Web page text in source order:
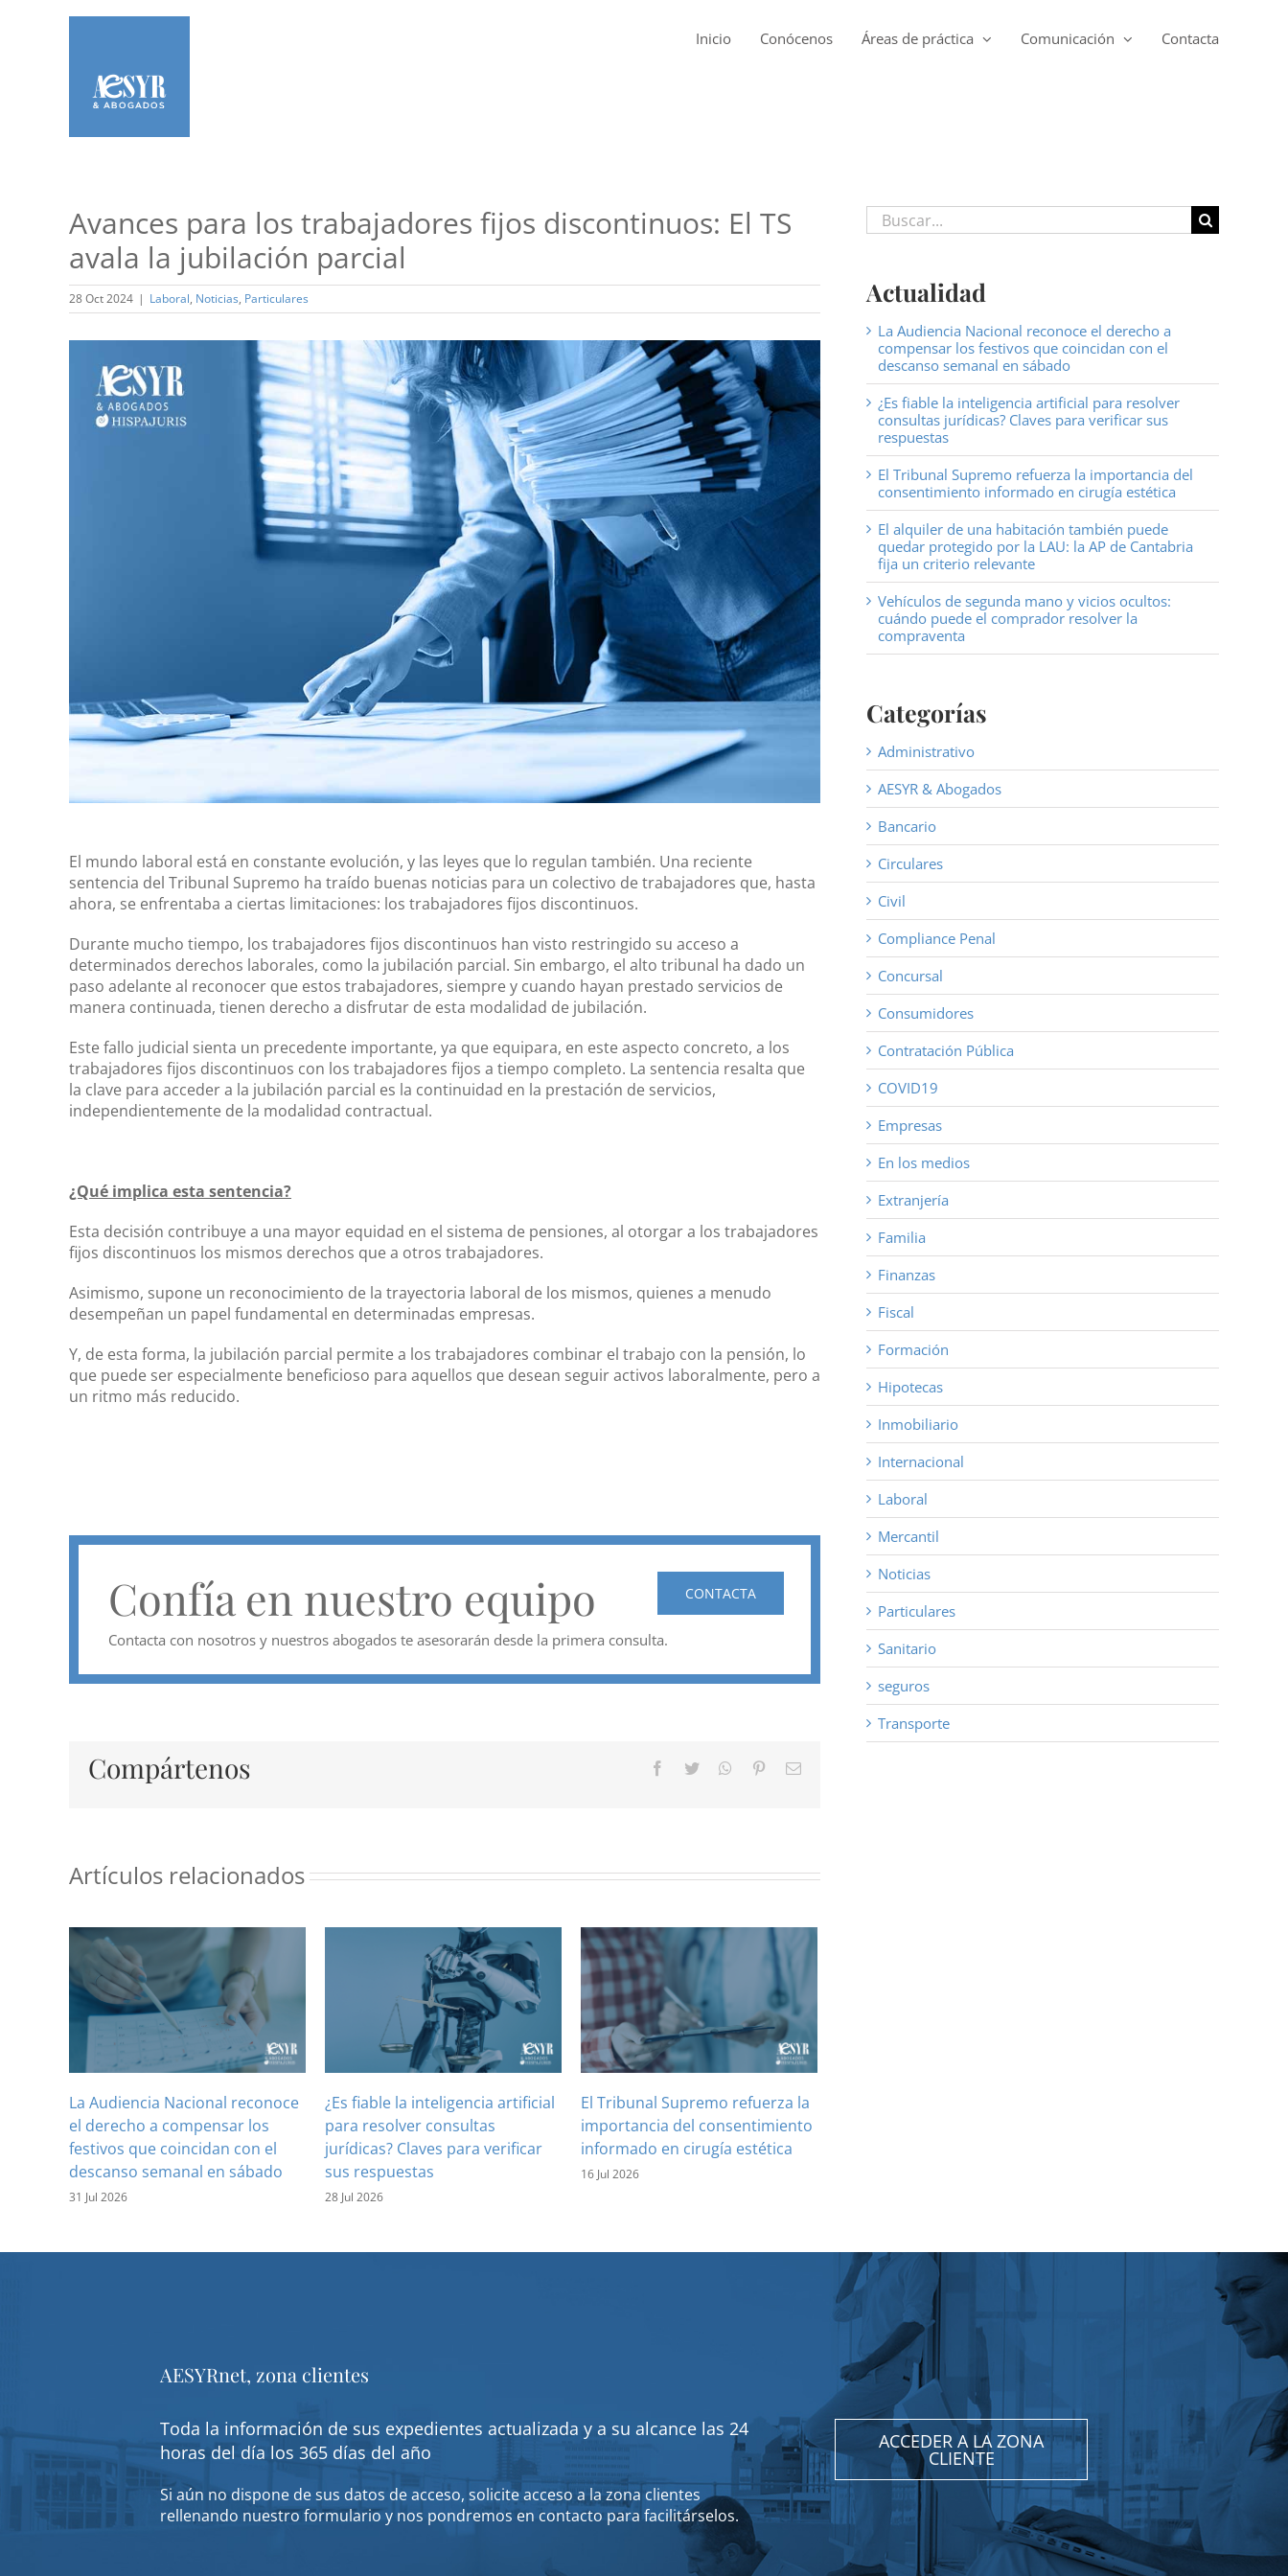
Inicio Conócenos Áreas de práctica Comunicación Contacta
Avances para los trabajadores fijos discontinuos: El TS
avala la jubilación parcial
28 Oct 2024 | Laboral, Noticias, Particulares
imagen
grande
El mundo laboral está en constante evolución, y las leyes que lo regulan también. Una reciente
sentencia del Tribunal Supremo ha traído buenas noticias para un colectivo de trabajadores que, hasta
ahora, se enfrentaba a ciertas limitaciones: los trabajadores fijos discontinuos.
Durante mucho tiempo, los trabajadores fijos discontinuos han visto restringido su acceso a
determinados derechos laborales, como la jubilación parcial. Sin embargo, el alto tribunal ha dado un
paso adelante al reconocer que estos trabajadores, siempre y cuando hayan prestado servicios de
manera continuada, tienen derecho a disfrutar de esta modalidad de jubilación.
Este fallo judicial sienta un precedente importante, ya que equipara, en este aspecto concreto, a los
trabajadores fijos discontinuos con los trabajadores fijos a tiempo completo. La sentencia resalta que
la clave para acceder a la jubilación parcial es la continuidad en la prestación de servicios,
independientemente de la modalidad contractual.
¿Qué implica esta sentencia?
Esta decisión contribuye a una mayor equidad en el sistema de pensiones, al otorgar a los trabajadores
fijos discontinuos los mismos derechos que a otros trabajadores.
Asimismo, supone un reconocimiento de la trayectoria laboral de los mismos, quienes a menudo
desempeñan un papel fundamental en determinadas empresas.
Y, de esta forma, la jubilación parcial permite a los trabajadores combinar el trabajo con la pensión, lo
que puede ser especialmente beneficioso para aquellos que desean seguir activos laboralmente, pero a
un ritmo más reducido.
CONTACTA
Confía en nuestro equipo
Contacta con nosotros y nuestros abogados te asesorarán desde la primera consulta.
Compártenos Facebook
TwitterWhatsApp
PinterestCorreo
Artículos relacionados
La Audiencia Nacional reconoce
el derecho a compensar los
festivos que coincidan con el
descanso semanal en sábado
31 Jul 2026
¿Es fiable la inteligencia artificial
para resolver consultas
jurídicas? Claves para verificar
sus respuestas
28 Jul 2026
El Tribunal Supremo refuerza la
importancia del consentimiento
informado en cirugía estética
16 Jul 2026
Buscar:
Actualidad
La Audiencia Nacional reconoce el derecho a
compensar los festivos que coincidan con el
descanso semanal en sábado
¿Es fiable la inteligencia artificial para resolver
consultas jurídicas? Claves para verificar sus
respuestas
El Tribunal Supremo refuerza la importancia del
consentimiento informado en cirugía estética
El alquiler de una habitación también puede
quedar protegido por la LAU: la AP de Cantabria
fija un criterio relevante
Vehículos de segunda mano y vicios ocultos:
cuándo puede el comprador resolver la
compraventa
Categorías
Administrativo
AESYR & Abogados
Bancario
Circulares
Civil
Compliance Penal
Concursal
Consumidores
Contratación Pública
COVID19
Empresas
En los medios
Extranjería
Familia
Finanzas
Fiscal
Formación
Hipotecas
Inmobiliario
Internacional
Laboral
Mercantil
Noticias
Particulares
Sanitario
seguros
Transporte
AESYRnet, zona clientes
Toda la información de sus expedientes actualizada y a su alcance las 24
horas del día los 365 días del año
Si aún no dispone de sus datos de acceso, solicite acceso a la zona clientes
rellenando nuestro formulario y nos pondremos en contacto para facilitárselos.
ACCEDER A LA ZONA
CLIENTE